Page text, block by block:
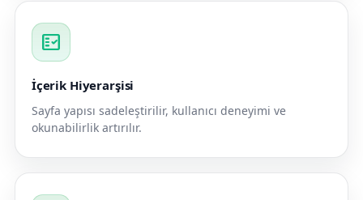
fact_check
İçerik Hiyerarşisi
Sayfa yapısı sadeleştirilir, kullanıcı deneyimi ve
okunabilirlik artırılır.